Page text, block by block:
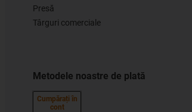
Presă
Târguri comerciale
Metodele noastre de plată
Cumpărați în
cont